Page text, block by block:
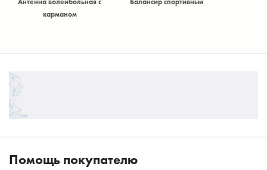
карманом
Помощь покупателю